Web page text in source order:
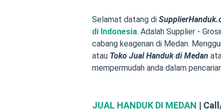
Selamat datang di
di Indonesia. Adalah Supplier -
cabang keagenan di Medan.
atau Toko Jual Handuk di Medan
mempermudah anda dalam
JUAL HANDUK DI MEDAN |